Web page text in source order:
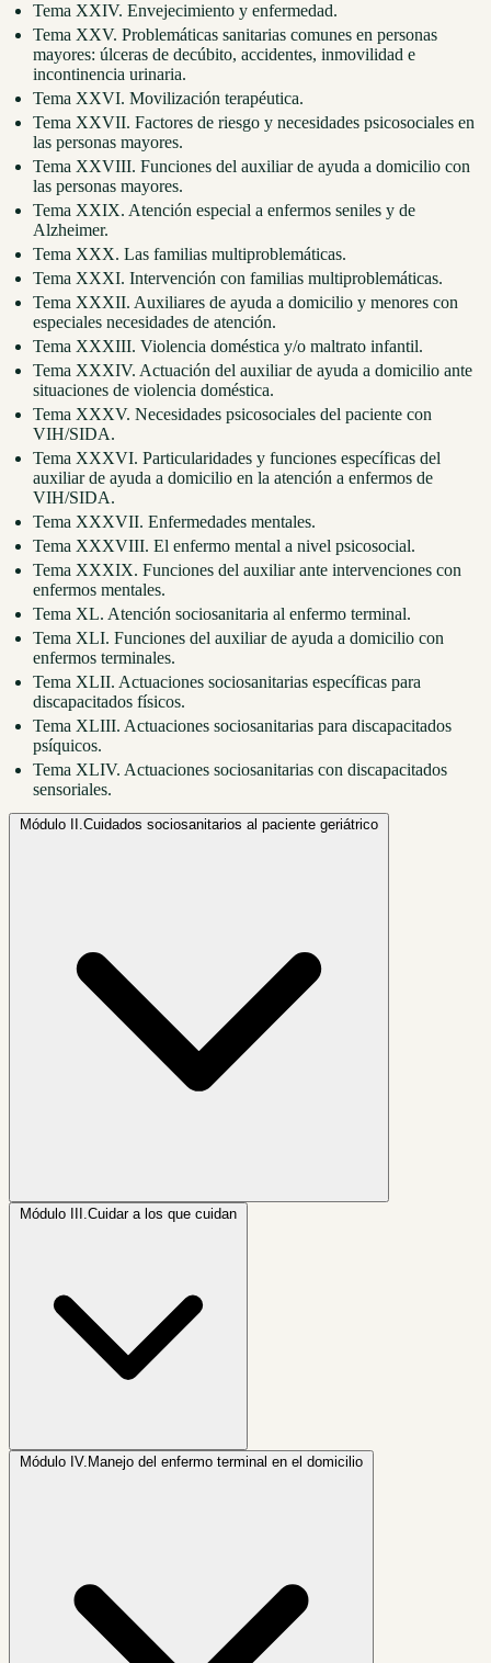
Tema XXIV. Envejecimiento y enfermedad.
Tema XXV. Problemáticas sanitarias comunes en personas
mayores: úlceras de decúbito, accidentes, inmovilidad e
incontinencia urinaria.
Tema XXVI. Movilización terapéutica.
Tema XXVII. Factores de riesgo y necesidades psicosociales en
las personas mayores.
Tema XXVIII. Funciones del auxiliar de ayuda a domicilio con
las personas mayores.
Tema XXIX. Atención especial a enfermos seniles y de
Alzheimer.
Tema XXX. Las familias multiproblemáticas.
Tema XXXI. Intervención con familias multiproblemáticas.
Tema XXXII. Auxiliares de ayuda a domicilio y menores con
especiales necesidades de atención.
Tema XXXIII. Violencia doméstica y/o maltrato infantil.
Tema XXXIV. Actuación del auxiliar de ayuda a domicilio ante
situaciones de violencia doméstica.
Tema XXXV. Necesidades psicosociales del paciente con
VIH/SIDA.
Tema XXXVI. Particularidades y funciones específicas del
auxiliar de ayuda a domicilio en la atención a enfermos de
VIH/SIDA.
Tema XXXVII. Enfermedades mentales.
Tema XXXVIII. El enfermo mental a nivel psicosocial.
Tema XXXIX. Funciones del auxiliar ante intervenciones con
enfermos mentales.
Tema XL. Atención sociosanitaria al enfermo terminal.
Tema XLI. Funciones del auxiliar de ayuda a domicilio con
enfermos terminales.
Tema XLII. Actuaciones sociosanitarias específicas para
discapacitados físicos.
Tema XLIII. Actuaciones sociosanitarias para discapacitados
psíquicos.
Tema XLIV. Actuaciones sociosanitarias con discapacitados
sensoriales.
Módulo II.
Módulo III.
Módulo IV.